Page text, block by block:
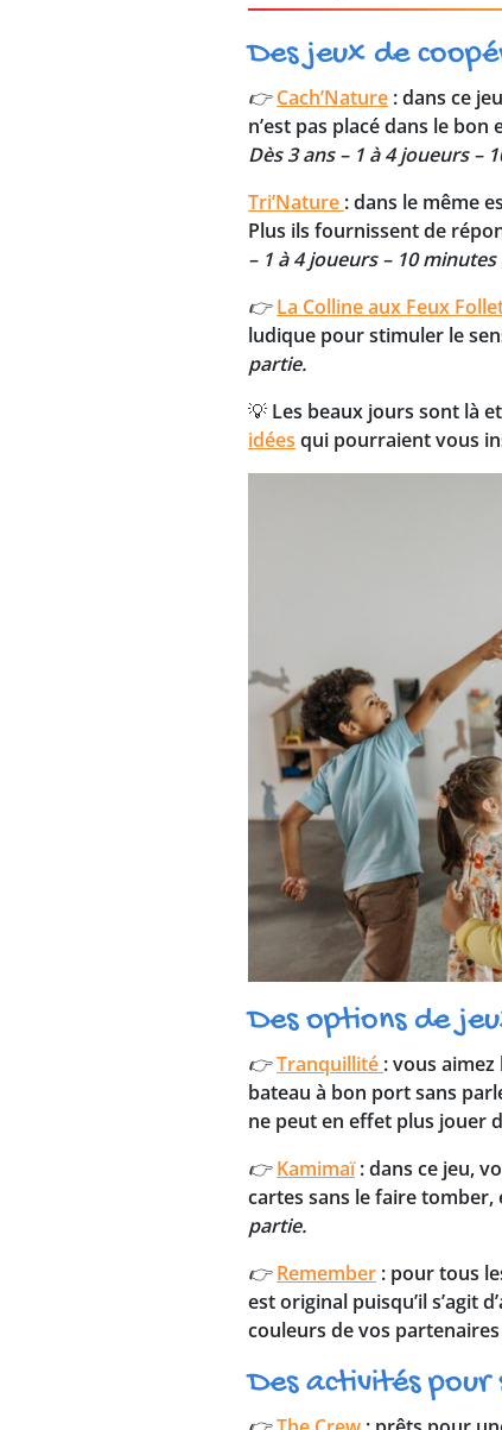
Des jeux de
👉Cach’Nature : dans ce
n’est pas placé dans le
Dès 3 ans – 1 à 4 joueurs –
Tri’Nature : dans le même
Plus ils fournissent de
– 1 à 4 joueurs – 10
👉La Colline aux Feux
ludique pour stimuler le
partie.
💡 Les beaux jours sont là
idées qui pourraient vous
Des options de
👉Tranquillité :vous aimez
bateau à bon port sans
ne peut en effet plus jouer
👉Kamimaï: dans ce jeu,
cartes sans le faire
partie.
👉Remember : pour tous
est original puisqu’il s’agit
couleurs de vos
Des activités